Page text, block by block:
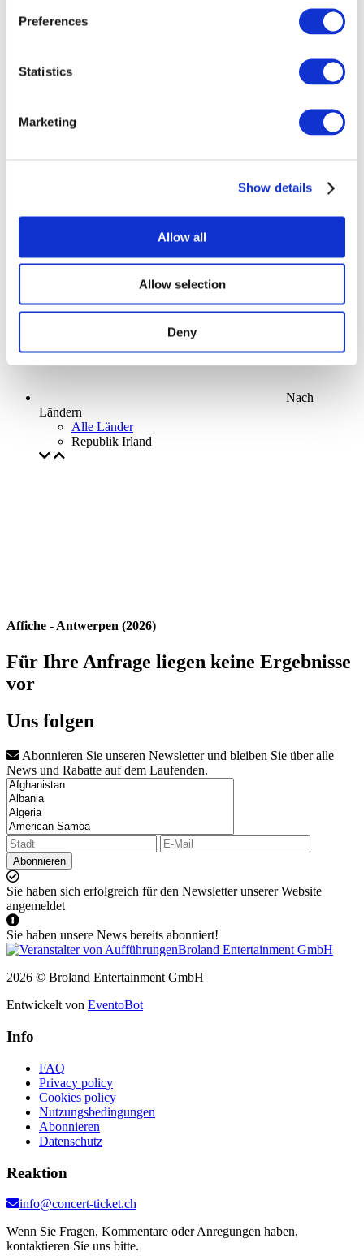
Preferences
Statistics
Marketing
Show details
Allow all
Allow selection
Deny
Ohne Subgenre
Anwenden
Nach
Ländern
Alle Länder
Republik Irland
Affiche - Antwerpen (2026)
Für Ihre Anfrage liegen keine Ergebnisse
vor
Uns folgen
Abonnieren Sie unseren Newsletter und bleiben Sie über alle
News und Rabatte auf dem Laufenden.
Abonnieren
Sie haben sich erfolgreich für den Newsletter unserer Website
angemeldet
Sie haben unsere News bereits abonniert!
2026 © Broland Entertainment GmbH
Entwickelt von EventoBot
Info
FAQ
Privacy policy
Cookies policy
Nutzungsbedingungen
Abonnieren
Datenschutz
Reaktion
info@concert-ticket.ch
Wenn Sie Fragen, Kommentare oder Anregungen haben,
kontaktieren Sie uns bitte.